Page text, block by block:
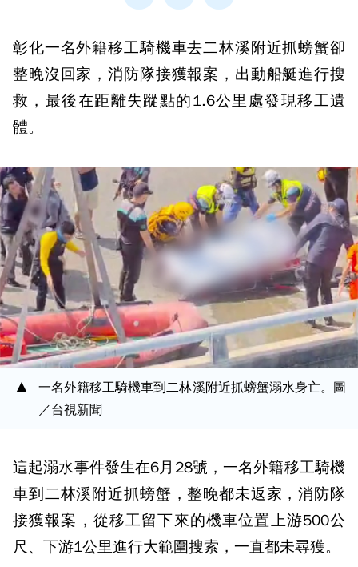
彰化一名外籍移工騎機車去二林溪附近抓螃蟹卻
整晚沒回家，消防隊接獲報案，出動船艇進行搜
救，最後在距離失蹤點的1.6公里處發現移工遺
體。
一名外籍移工騎機車到二林溪附近抓螃蟹溺水身亡。圖
／台視新聞
這起溺水事件發生在6月28號，一名外籍移工騎機
車到二林溪附近抓螃蟹，整晚都未返家，消防隊
接獲報案，從移工留下來的機車位置上游500公
尺、下游1公里進行大範圍搜索，一直都未尋獲。